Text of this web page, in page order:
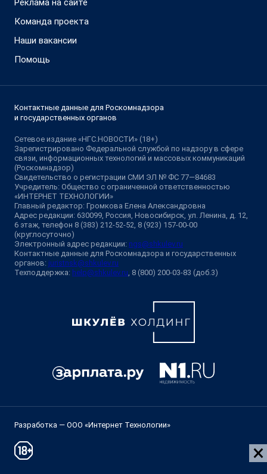
Реклама на сайте
Команда проекта
Наши вакансии
Помощь
Контактные данные для Роскомнадзора
и государственных органов
Сетевое издание «НГС.НОВОСТИ» (18+)
Зарегистрировано Федеральной службой по надзору в сфере
связи, информационных технологий и массовых коммуникаций
(Роскомнадзор)
Свидетельство о регистрации СМИ ЭЛ № ФС 77—84683
Учредитель: Общество с ограниченной ответственностью
«ИНТЕРНЕТ ТЕХНОЛОГИИ»
Главный редактор: Громкова Елена Александровна
Адрес редакции: 630099, Россия, Новосибирск, ул. Ленина, д. 12,
6 этаж, телефон 8 (383) 212-52-52, 8 (923) 157-00-00
(круглосуточно)
Электронный адрес редакции: ngs@shkulev.ru
Контактные данные для Роскомнадзора и государственных
органов: juristnsk@shkulev.ru
Техподдержка: help@shkulev.ru , 8 (800) 200-03-83 (доб.3)
Разработка — ООО «Интернет Технологии»